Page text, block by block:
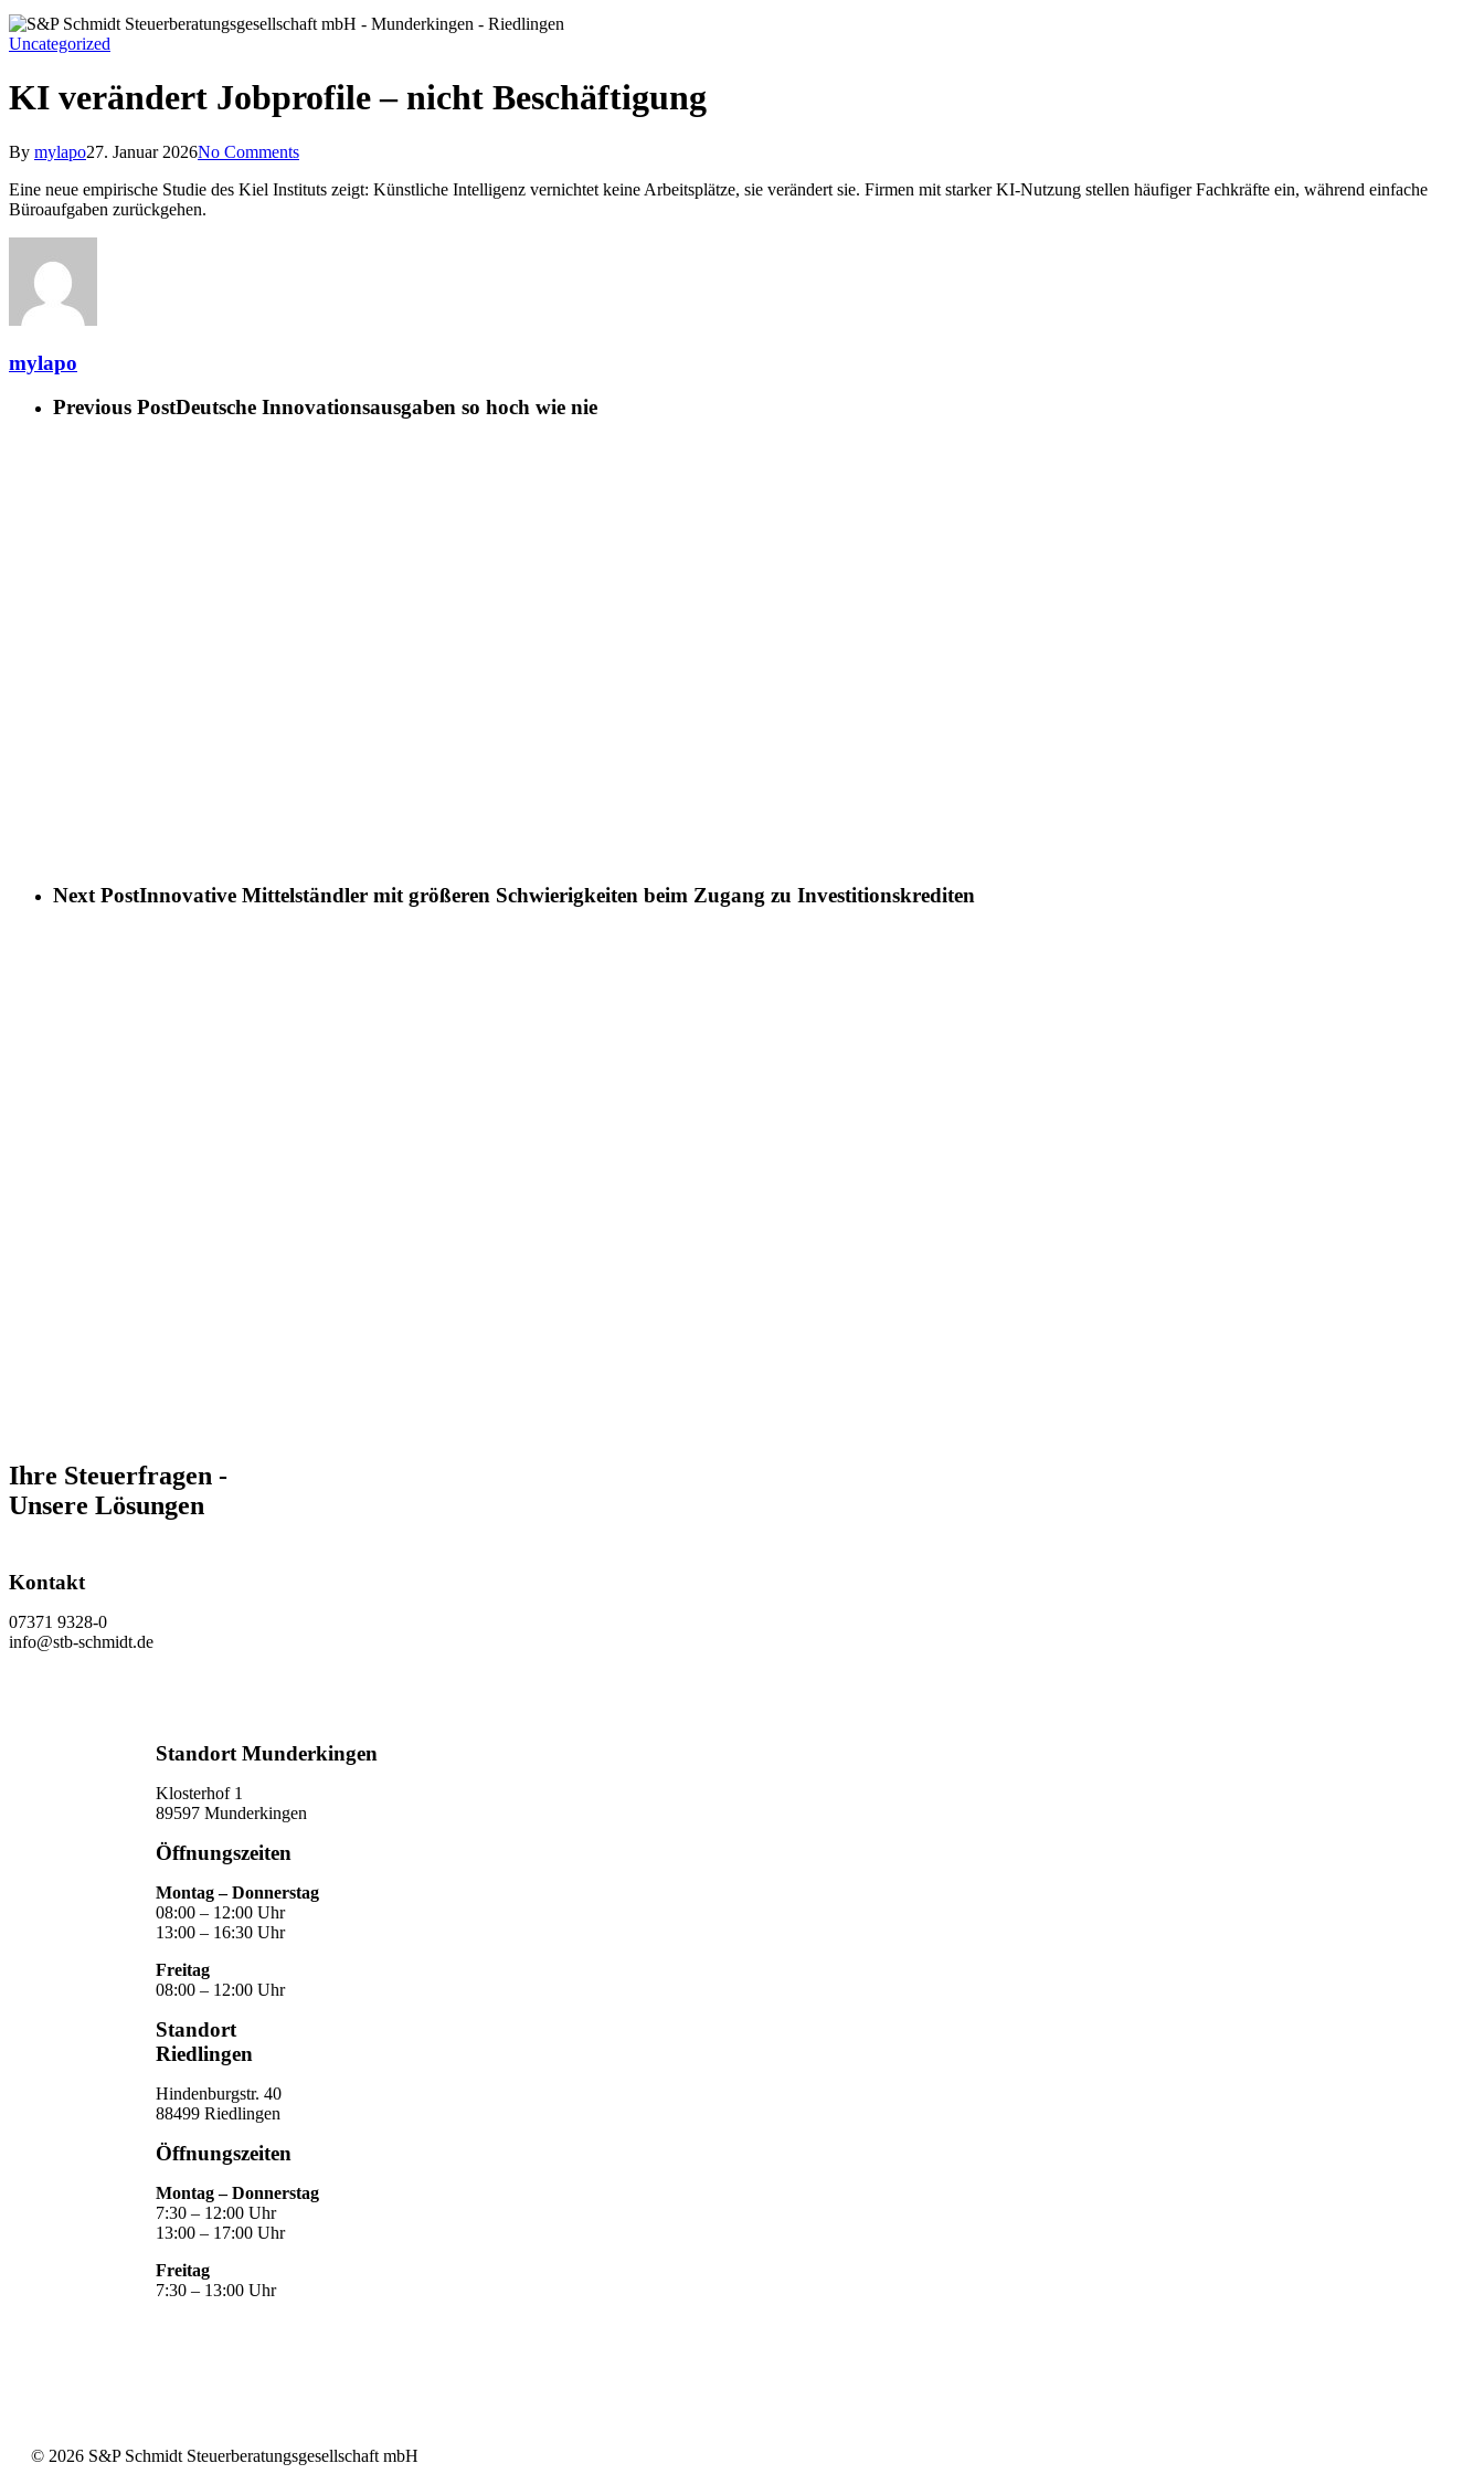
Uncategorized
KI verändert Jobprofile – nicht Beschäftigung
By mylapo27. Januar 2026No Comments
Eine neue empirische Studie des Kiel Instituts zeigt: Künstliche Intelligenz vernichtet keine Arbeitsplätze, sie verändert sie. Firmen mit starker KI-Nutzung stellen häufiger Fachkräfte ein, während einfache
Büroaufgaben zurückgehen.
mylapo
Previous PostDeutsche Innovationsausgaben so hoch wie nie
Next PostInnovative Mittelständler mit größeren Schwierig­keiten beim Zugang zu Investitionskrediten
Ihre Steuerfragen -
Unsere Lösungen
Kontakt
07371 9328-0
info@stb-schmidt.de
Standort Munderkingen
Klosterhof 1
89597 Munderkingen
Öffnungszeiten
Montag – Donnerstag
08:00 – 12:00 Uhr
13:00 – 16:30 Uhr
Freitag
08:00 – 12:00 Uhr
Standort
Riedlingen
Hindenburgstr. 40
88499 Riedlingen
Öffnungszeiten
Montag – Donnerstag
7:30 – 12:00 Uhr
13:00 – 17:00 Uhr
Freitag
7:30 – 13:00 Uhr
© 2026 S&P Schmidt Steuerberatungsgesellschaft mbH